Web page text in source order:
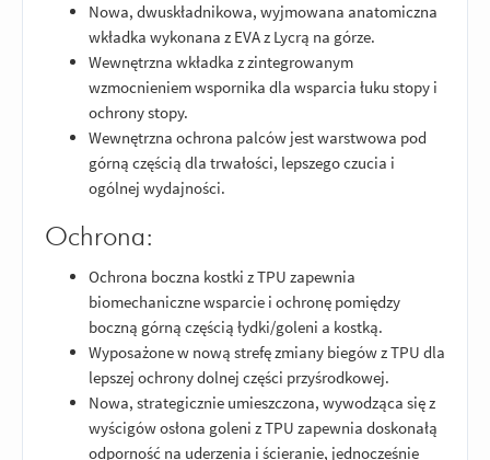
Nowa, dwuskładnikowa, wyjmowana anatomiczna
wkładka wykonana z EVA z Lycrą na górze.
Wewnętrzna wkładka z zintegrowanym
wzmocnieniem wspornika dla wsparcia łuku stopy i
ochrony stopy.
Wewnętrzna ochrona palców jest warstwowa pod
górną częścią dla trwałości, lepszego czucia i
ogólnej wydajności.
Ochrona:
Ochrona boczna kostki z TPU zapewnia
biomechaniczne wsparcie i ochronę pomiędzy
boczną górną częścią łydki/goleni a kostką.
Wyposażone w nową strefę zmiany biegów z TPU dla
lepszej ochrony dolnej części przyśrodkowej.
Nowa, strategicznie umieszczona, wywodząca się z
wyścigów osłona goleni z TPU zapewnia doskonałą
odporność na uderzenia i ścieranie, jednocześnie